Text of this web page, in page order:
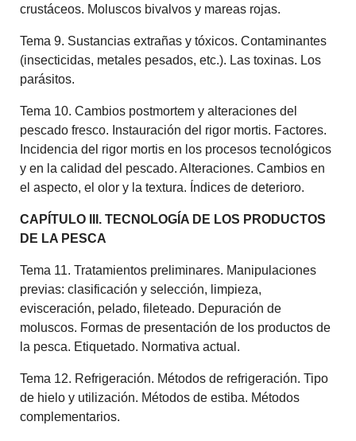
crustáceos. Moluscos bivalvos y mareas rojas.
Tema 9. Sustancias extrañas y tóxicos. Contaminantes
(insecticidas, metales pesados, etc.). Las toxinas. Los
parásitos.
Tema 10. Cambios postmortem y alteraciones del
pescado fresco. Instauración del rigor mortis. Factores.
Incidencia del rigor mortis en los procesos tecnológicos
y en la calidad del pescado. Alteraciones. Cambios en
el aspecto, el olor y la textura. Índices de deterioro.
CAPÍTULO III. TECNOLOGÍA DE LOS PRODUCTOS
DE LA PESCA
Tema 11. Tratamientos preliminares. Manipulaciones
previas: clasificación y selección, limpieza,
evisceración, pelado, fileteado. Depuración de
moluscos. Formas de presentación de los productos de
la pesca. Etiquetado. Normativa actual.
Tema 12. Refrigeración. Métodos de refrigeración. Tipo
de hielo y utilización. Métodos de estiba. Métodos
complementarios.